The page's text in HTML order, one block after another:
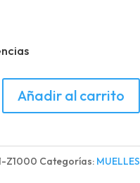
Añadir al carrito
Z1000 Categorías: MUELLES